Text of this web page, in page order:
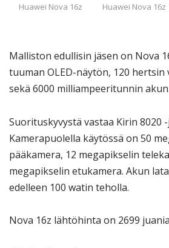
Huawei Nova 16z Huawei Nova 16z
Malliston edullisin jäsen on Nova
tuuman OLED-näytön, 120
sekä 6000 milliampeeritunnin akun.
Suorituskyvystä vastaa Kirin 8020
Kamerapuolella käytössä on 50
pääkamera, 12 megapikselin
megapikselin etukamera. Akun
edelleen 100 watin teholla.
Nova 16z lähtöhinta on 2699